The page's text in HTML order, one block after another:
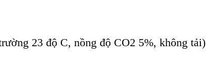
23 độ C, nồng độ CO2 5%, không tải)